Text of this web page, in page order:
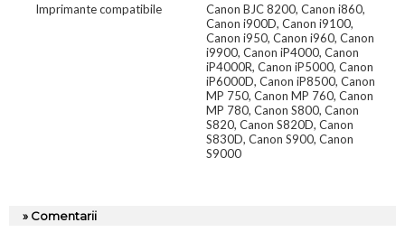
Imprimante compatibile
Canon BJC 8200, Canon i860,
Canon i900D, Canon i9100,
Canon i950, Canon i960, Canon
i9900, Canon iP4000, Canon
iP4000R, Canon iP5000, Canon
iP6000D, Canon iP8500, Canon
MP 750, Canon MP 760, Canon
MP 780, Canon S800, Canon
S820, Canon S820D, Canon
S830D, Canon S900, Canon
S9000
» Comentarii